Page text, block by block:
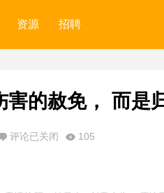
资源 招聘
害的赦免， 而是
评论已关闭 105